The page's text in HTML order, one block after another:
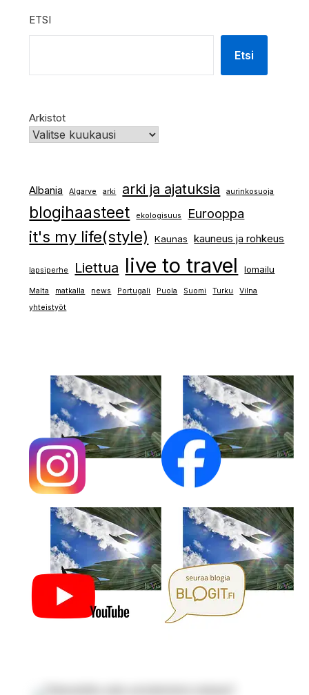
ETSI
Etsi
Arkistot
Albania Algarve arki arki ja ajatuksia aurinkosuoja
blogihaasteet ekologisuus Eurooppa
it's my life(style) Kaunas kauneus ja rohkeus
lapsiperhe Liettua live to travel lomailu
Malta matkalla news Portugali Puola Suomi Turku
Vilna
yhteistyöt